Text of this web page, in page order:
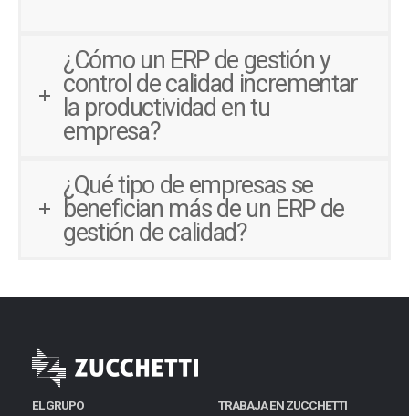
¿Cómo un ERP de gestión y
control de calidad incrementar
la productividad en tu
empresa?
¿Qué tipo de empresas se
benefician más de un ERP de
gestión de calidad?
EL GRUPO
TRABAJA EN ZUCCHETTI